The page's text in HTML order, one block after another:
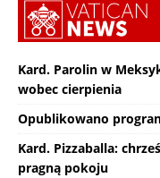
Kard. Parolin w
wobec cierpienia
Opublikowano
Kard. Pizzaballa:
pragną pokoju